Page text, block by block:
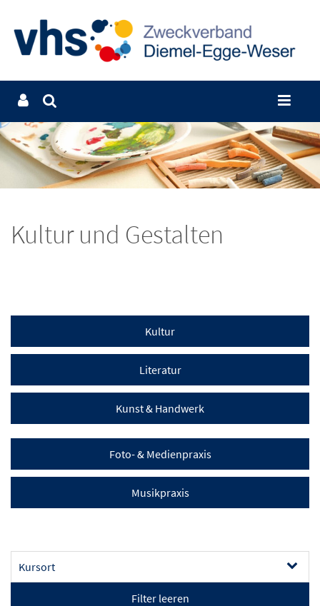
Kultur und Gestalten
Kultur
Literatur
Kunst & Handwerk
Foto- & Medienpraxis
Musikpraxis
Kursort
Filter leeren